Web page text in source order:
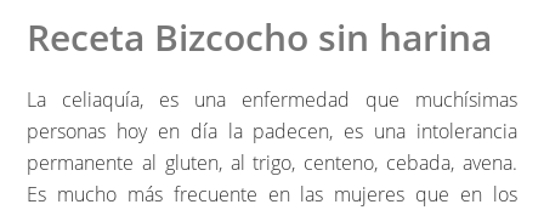
Receta Bizcocho sin harina
La celiaquía, es una enfermedad que muchísimas
personas hoy en día la padecen, es una intolerancia
permanente al gluten, al trigo, centeno, cebada, avena.
Es mucho más frecuente en las mujeres que en los